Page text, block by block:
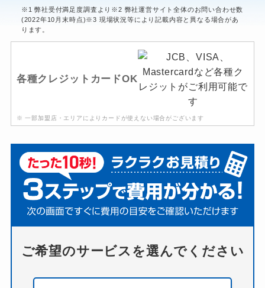
※1 弊社受付満足度調査より※2 弊社運営サイト全体のお問い合わせ数
(2022年10月末時点)※3 現場状況等により記載内容と異なる場合があ
ります。
各種クレジットカードOK
※ 一部加盟店・エリアによりカードが使えない場合がございます
ご希望のサービスを選んでください